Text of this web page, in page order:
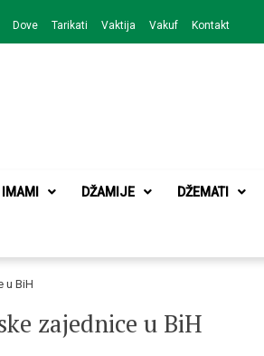
Dove Tarikati Vaktija Vakuf Kontakt
Bijeljina
IMAMI DŽAMIJE DŽEMATI
u BiH
zajednice u BiH